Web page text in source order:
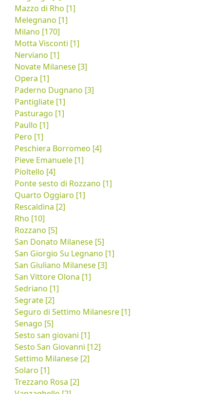
Mazzo di Rho [1]
Melegnano [1]
Milano [170]
Motta Visconti [1]
Nerviano [1]
Novate Milanese [3]
Opera [1]
Paderno Dugnano [3]
Pantigliate [1]
Pasturago [1]
Paullo [1]
Pero [1]
Peschiera Borromeo [4]
Pieve Emanuele [1]
Pioltello [4]
Ponte sesto di Rozzano [1]
Quarto Oggiaro [1]
Rescaldina [2]
Rho [10]
Rozzano [5]
San Donato Milanese [5]
San Giorgio Su Legnano [1]
San Giuliano Milanese [3]
San Vittore Olona [1]
Sedriano [1]
Segrate [2]
Seguro di Settimo Milanesre [1]
Senago [5]
Sesto san giovani [1]
Sesto San Giovanni [12]
Settimo Milanese [2]
Solaro [1]
Trezzano Rosa [2]